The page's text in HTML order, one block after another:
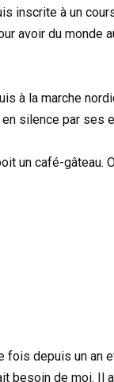
inscrite à un
avoir du monde
à la marche
silence par ses
un café-gâteau.
fois depuis un
besoin de moi. Il